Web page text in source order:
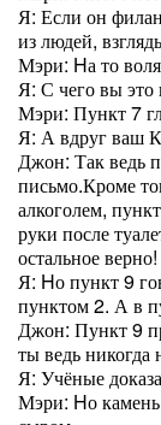
Я: Если он
из людей,
Мэри: Hа то
Я: С чего вы это
Мэри: Пункт 7
Я: А вдруг ваш
Джон: Так ведь
письмо.Кроме
алкоголем,
руки после
остальное верно!
Я: Hо пункт 9
пунктом 2. А в
Джон: Пункт 9
ты ведь никогда
Я: Учёные
Мэри: Hо камень